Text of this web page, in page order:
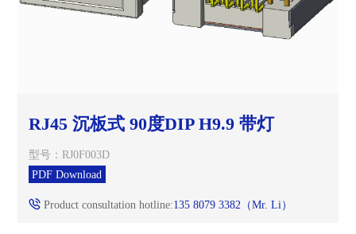
RJ45 沉板式 90度DIP H9.9 带灯
型号：RJ0F003D
PDF Download
Product consultation hotline:135 8079 3382（Mr. Li）